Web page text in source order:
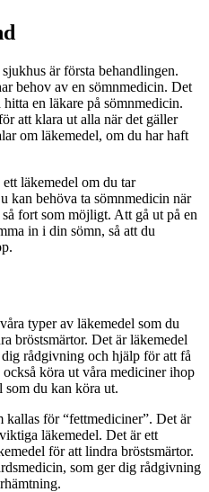
är första behandlingen.
behov av en sömnmedicin. Det
en läkare på sömnmedicin.
att klara ut alla när det gäller
om läkemedel, om du har haft
läkemedel om du tar
kan behöva ta sömnmedicin när
fort som möjligt. Att gå ut på en
in i din sömn, så att du
typer av läkemedel som du
bröstsmärtor. Det är läkemedel
rådgivning och hjälp för att få
köra ut våra mediciner ihop
som du kan köra ut.
kallas för “fettmediciner”. Det är
läkemedel. Det är ett
för att lindra bröstsmärtor.
som ger dig rådgivning